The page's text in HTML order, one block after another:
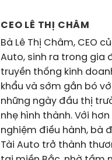
CEO LÊ THỊ CHÂM
Bà Lê Thị Châm, CEO
Auto, sinh ra trong gia
truyền thống kinh
khẩu và sớm gắn bó
những ngày đầu thị
nhẹ hình thành. Với
nghiệm điều hành, bà
Tài Auto trở thành